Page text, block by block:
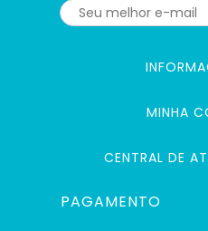
MINHA
CENTRAL DE
PAGAMENTO